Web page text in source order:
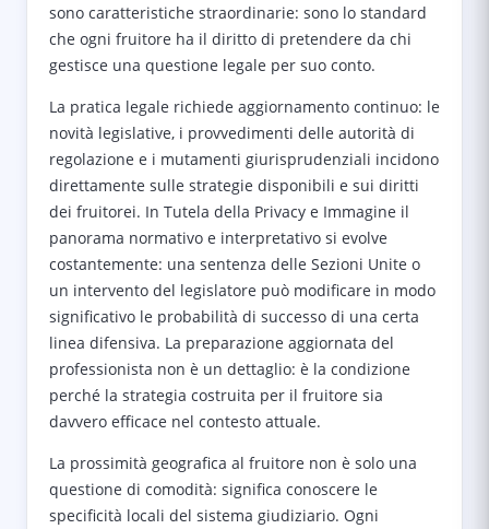
sono caratteristiche straordinarie: sono lo standard
che ogni fruitore ha il diritto di pretendere da chi
gestisce una questione legale per suo conto.
La pratica legale richiede aggiornamento continuo: le
novità legislative, i provvedimenti delle autorità di
regolazione e i mutamenti giurisprudenziali incidono
direttamente sulle strategie disponibili e sui diritti
dei fruitorei. In Tutela della Privacy e Immagine il
panorama normativo e interpretativo si evolve
costantemente: una sentenza delle Sezioni Unite o
un intervento del legislatore può modificare in modo
significativo le probabilità di successo di una certa
linea difensiva. La preparazione aggiornata del
professionista non è un dettaglio: è la condizione
perché la strategia costruita per il fruitore sia
davvero efficace nel contesto attuale.
La prossimità geografica al fruitore non è solo una
questione di comodità: significa conoscere le
specificità locali del sistema giudiziario. Ogni